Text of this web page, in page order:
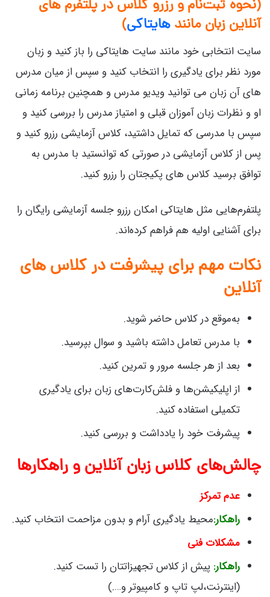
(نحوه ثبت‌نام و رزرو کلاس در پلتفرم های
آنلاین زبان مانند هایتاکی)
سایت انتخابی خود مانند سایت هایتاکی را باز کنید و زبان
مورد نظر برای یادگیری را انتخاب کنید و سپس از میان مدرس
های آن زبان می توانید ویدیو مدرس و همچنین برنامه زمانی
او و نظرات زبان آموزان قبلی و امتیاز مدرس را بررسی کنید و
سپس با مدرسی که تمایل داشتید، کلاس آزمایشی رزرو کنید و
پس از کلاس آزمایشی در صورتی که توانستید با مدرس به
توافق برسید کلاس های پکیجتان را رزرو کنید.
پلتفرم‌هایی مثل هایتاکی امکان رزرو جلسه آزمایشی رایگان را
برای آشنایی اولیه هم فراهم کرده‌اند.
نکات مهم برای پیشرفت در کلاس های
آنلاین
به‌موقع در کلاس حاضر شوید.
با مدرس تعامل داشته باشید و سوال بپرسید.
بعد از هر جلسه مرور و تمرین کنید.
از اپلیکیشن‌ها و فلش‌کارت‌های زبان برای یادگیری
تکمیلی استفاده کنید.
پیشرفت خود را یادداشت و بررسی کنید.
چالش‌های کلاس زبان آنلاین و راهکارها
عدم تمرکز
راهکار:محیط یادگیری آرام و بدون مزاحمت انتخاب کنید.
مشکلات فنی
راهکار: پیش از کلاس تجهیزاتتان را تست کنید.
(اینترنت،لپ تاپ و کامپیوتر و….)